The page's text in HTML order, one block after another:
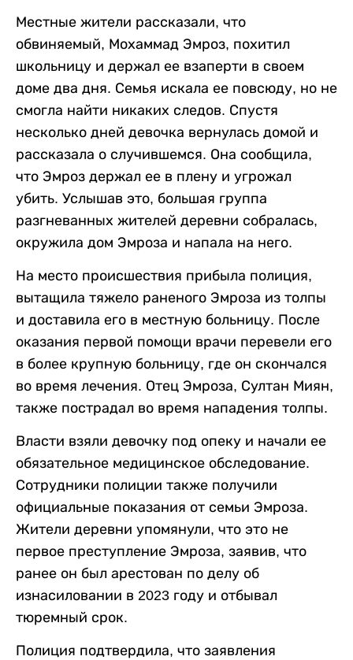
Местные жители рассказали, что
обвиняемый, Мохаммад Эмроз, похитил
школьницу и держал ее взаперти в своем
доме два дня. Семья искала ее повсюду, но не
смогла найти никаких следов. Спустя
несколько дней девочка вернулась домой и
рассказала о случившемся. Она сообщила,
что Эмроз держал ее в плену и угрожал
убить. Услышав это, большая группа
разгневанных жителей деревни собралась,
окружила дом Эмроза и напала на него.
На место происшествия прибыла полиция,
вытащила тяжело раненого Эмроза из толпы
и доставила его в местную больницу. После
оказания первой помощи врачи перевели его
в более крупную больницу, где он скончался
во время лечения. Отец Эмроза, Султан Миян,
также пострадал во время нападения толпы.
Власти взяли девочку под опеку и начали ее
обязательное медицинское обследование.
Сотрудники полиции также получили
официальные показания от семьи Эмроза.
Жители деревни упомянули, что это не
первое преступление Эмроза, заявив, что
ранее он был арестован по делу об
изнасиловании в 2023 году и отбывал
тюремный срок.
Полиция подтвердила, что заявления